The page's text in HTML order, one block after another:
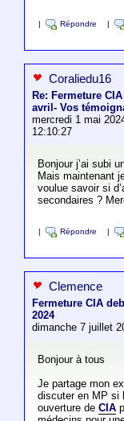
Répondre
Coraliedu16
Re: Fermeture
avril- Vos
mercredi 1 mai
12:10:27
Bonjour j’ai subi
Mais maintenant
voulue savoir si
secondaires ?
Répondre
Clemence
Fermeture CIA
2024
dimanche 7 juillet
Bonjour à tous
Je partage mon
discuter en MP si
ouverture de CIA